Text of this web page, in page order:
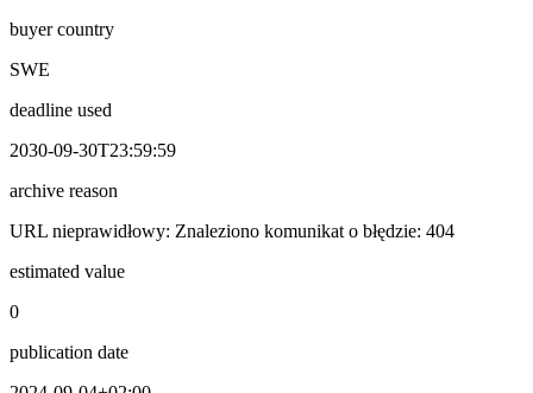
buyer country
SWE
deadline used
2030-09-30T23:59:59
archive reason
URL nieprawidłowy: Znaleziono komunikat o błędzie: 404
estimated value
0
publication date